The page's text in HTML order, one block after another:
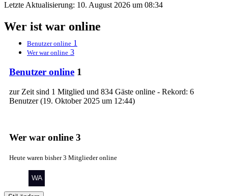
Letzte Aktualisierung: 10. August 2026 um 08:34
Wer ist war online
Benutzer online 1
Wer war online 3
Benutzer online 1
zur Zeit sind 1 Mitglied und 834 Gäste online - Rekord: 6
Benutzer (19. Oktober 2025 um 12:44)
Wer war online 3
Heute waren bisher 3 Mitglieder online